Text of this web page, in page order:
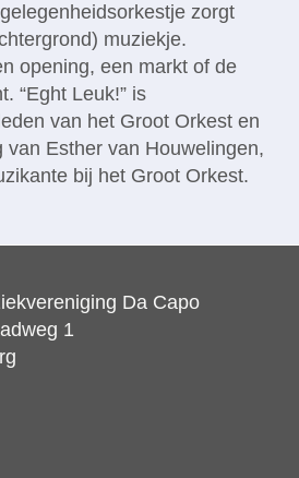
zorgt
muziekje.
opening, een markt of de
“Eght Leuk!” is
van het Groot Orkest en
van Esther van Houwelingen,
bij het Groot Orkest.
Da Capo
1